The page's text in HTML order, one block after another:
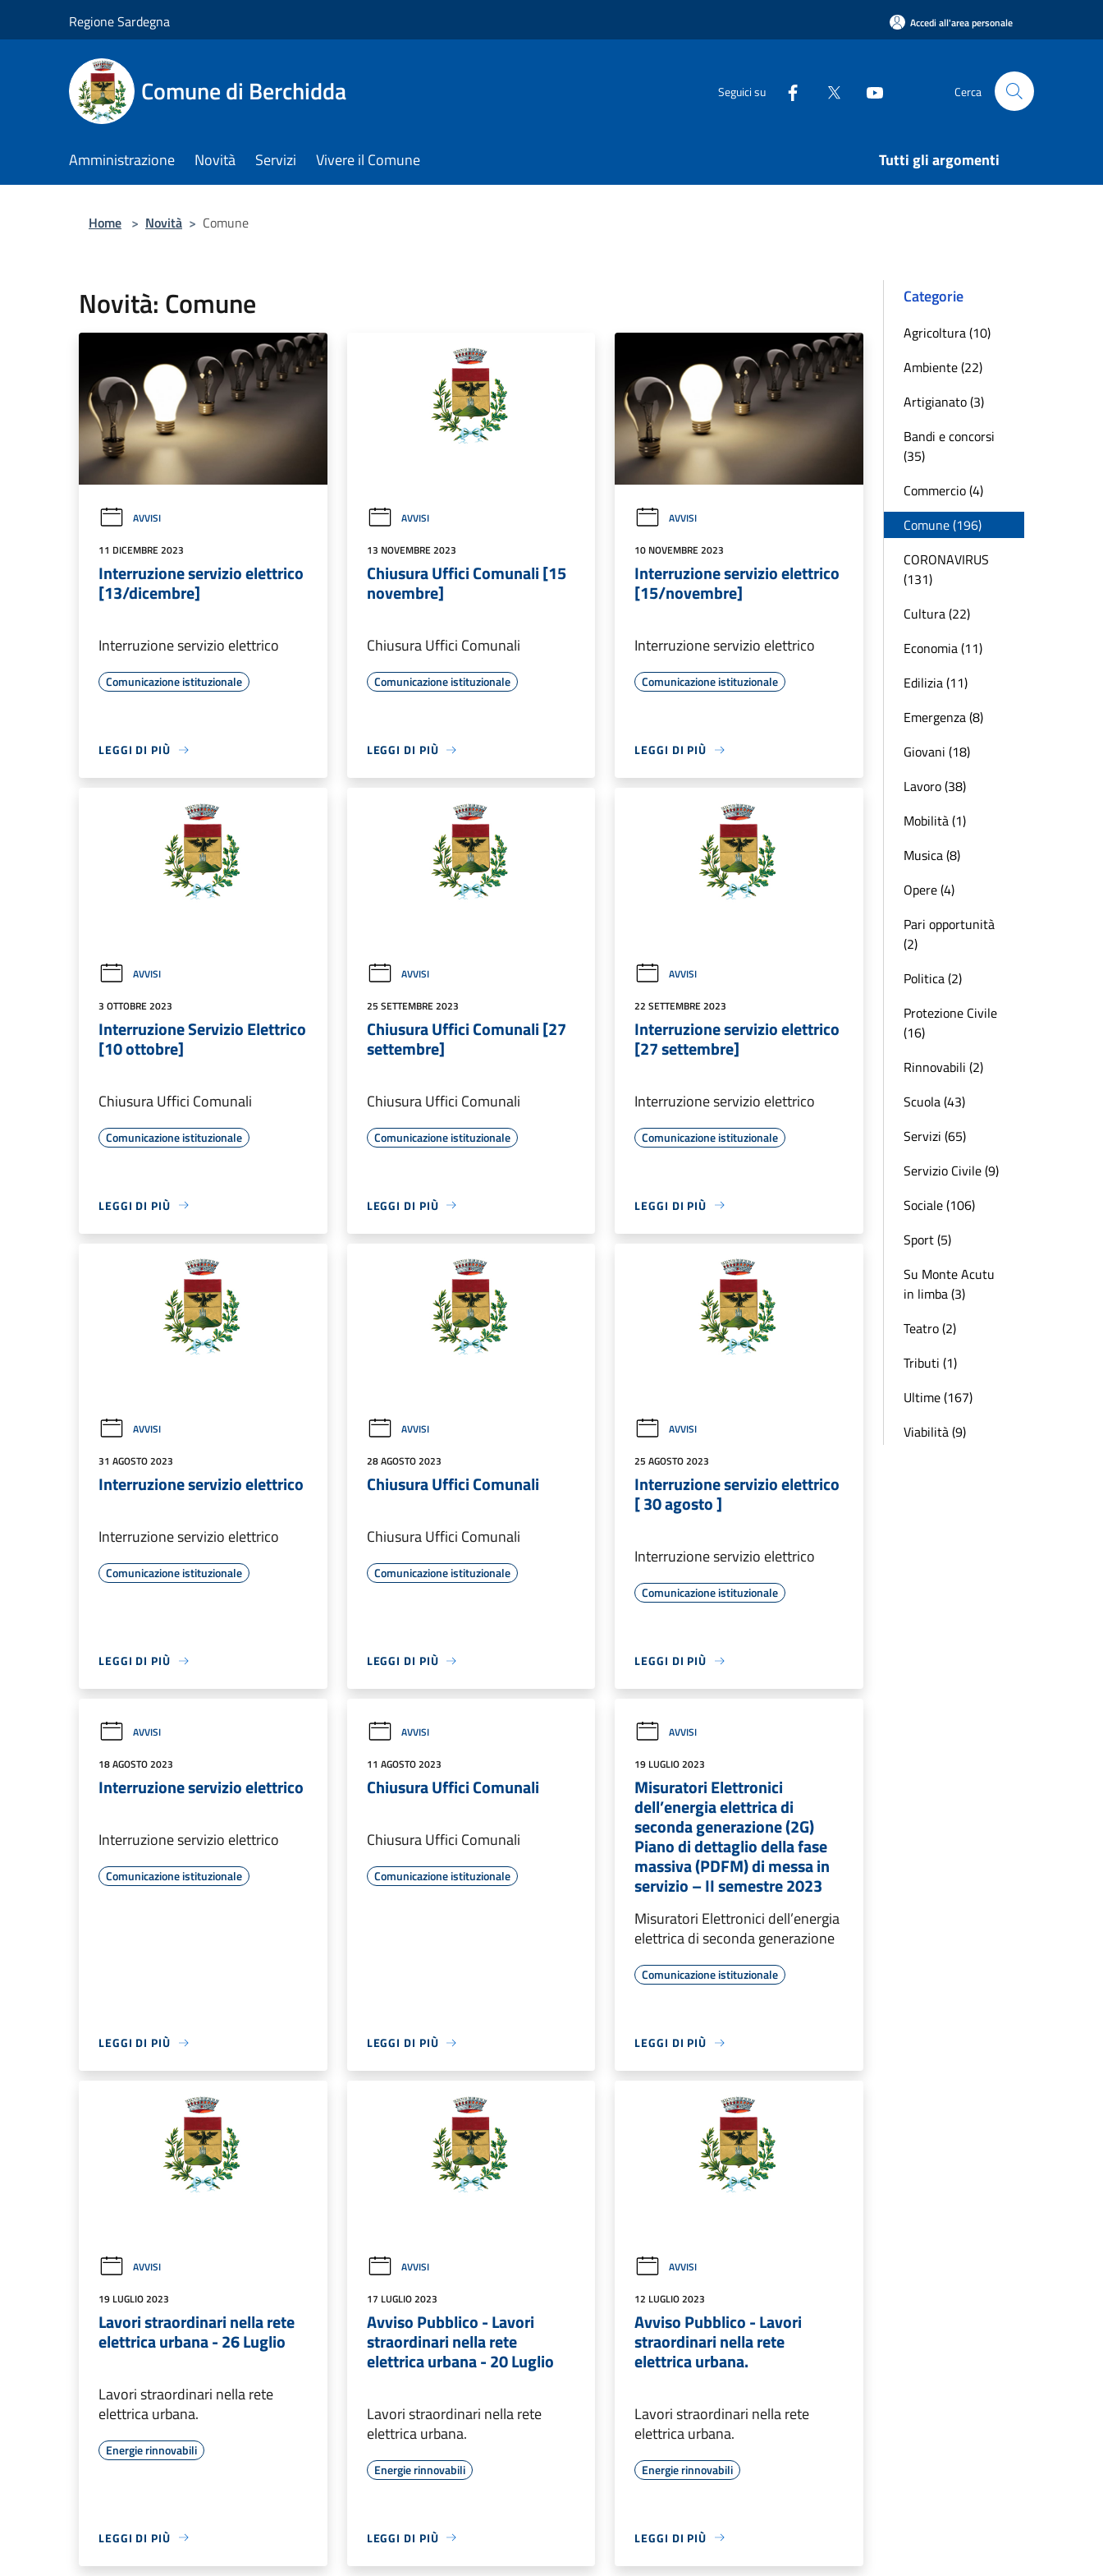
Regione Sardegna Accedi all'area personale
Comune di Berchidda Seguici su Cerca
Amministrazione Novità Servizi Vivere il Comune Tutti gli argomenti
Home > Novità > Comune
Novità: Comune
AVVISI
11 DICEMBRE 2023
Interruzione servizio elettrico
[13/dicembre]
Interruzione servizio elettrico
Comunicazione istituzionale
LEGGI DI PIÙ
AVVISI
13 NOVEMBRE 2023
Chiusura Uffici Comunali [15
novembre]
Chiusura Uffici Comunali
Comunicazione istituzionale
LEGGI DI PIÙ
AVVISI
10 NOVEMBRE 2023
Interruzione servizio elettrico
[15/novembre]
Interruzione servizio elettrico
Comunicazione istituzionale
LEGGI DI PIÙ
AVVISI
3 OTTOBRE 2023
Interruzione Servizio Elettrico
[10 ottobre]
Chiusura Uffici Comunali
Comunicazione istituzionale
LEGGI DI PIÙ
AVVISI
25 SETTEMBRE 2023
Chiusura Uffici Comunali [27
settembre]
Chiusura Uffici Comunali
Comunicazione istituzionale
LEGGI DI PIÙ
AVVISI
22 SETTEMBRE 2023
Interruzione servizio elettrico
[27 settembre]
Interruzione servizio elettrico
Comunicazione istituzionale
LEGGI DI PIÙ
AVVISI
31 AGOSTO 2023
Interruzione servizio elettrico
Interruzione servizio elettrico
Comunicazione istituzionale
LEGGI DI PIÙ
AVVISI
28 AGOSTO 2023
Chiusura Uffici Comunali
Chiusura Uffici Comunali
Comunicazione istituzionale
LEGGI DI PIÙ
AVVISI
25 AGOSTO 2023
Interruzione servizio elettrico
[ 30 agosto ]
Interruzione servizio elettrico
Comunicazione istituzionale
LEGGI DI PIÙ
AVVISI
18 AGOSTO 2023
Interruzione servizio elettrico
Interruzione servizio elettrico
Comunicazione istituzionale
LEGGI DI PIÙ
AVVISI
11 AGOSTO 2023
Chiusura Uffici Comunali
Chiusura Uffici Comunali
Comunicazione istituzionale
LEGGI DI PIÙ
AVVISI
19 LUGLIO 2023
Misuratori Elettronici
dell’energia elettrica di
seconda generazione (2G)
Piano di dettaglio della fase
massiva (PDFM) di messa in
servizio – II semestre 2023
Misuratori Elettronici dell’energia
elettrica di seconda generazione
Comunicazione istituzionale
LEGGI DI PIÙ
AVVISI
19 LUGLIO 2023
Lavori straordinari nella rete
elettrica urbana - 26 Luglio
Lavori straordinari nella rete
elettrica urbana.
Energie rinnovabili
LEGGI DI PIÙ
AVVISI
17 LUGLIO 2023
Avviso Pubblico - Lavori
straordinari nella rete
elettrica urbana - 20 Luglio
Lavori straordinari nella rete
elettrica urbana.
Energie rinnovabili
LEGGI DI PIÙ
AVVISI
12 LUGLIO 2023
Avviso Pubblico - Lavori
straordinari nella rete
elettrica urbana.
Lavori straordinari nella rete
elettrica urbana.
Energie rinnovabili
LEGGI DI PIÙ
Categorie
Agricoltura (10)
Ambiente (22)
Artigianato (3)
Bandi e concorsi
(35)
Commercio (4)
Comune (196)
CORONAVIRUS
(131)
Cultura (22)
Economia (11)
Edilizia (11)
Emergenza (8)
Giovani (18)
Lavoro (38)
Mobilità (1)
Musica (8)
Opere (4)
Pari opportunità
(2)
Politica (2)
Protezione Civile
(16)
Rinnovabili (2)
Scuola (43)
Servizi (65)
Servizio Civile (9)
Sociale (106)
Sport (5)
Su Monte Acutu
in limba (3)
Teatro (2)
Tributi (1)
Ultime (167)
Viabilità (9)